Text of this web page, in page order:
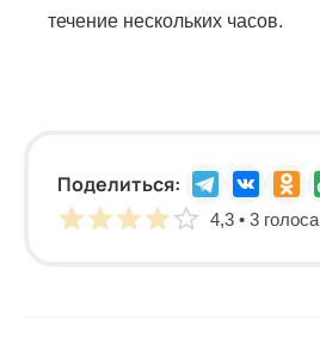
течение нескольких часов.
Поделиться:
4,3 • 3 голоса